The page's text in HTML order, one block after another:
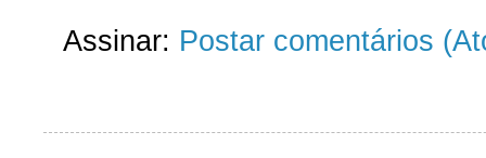
Assinar: Postar comentários